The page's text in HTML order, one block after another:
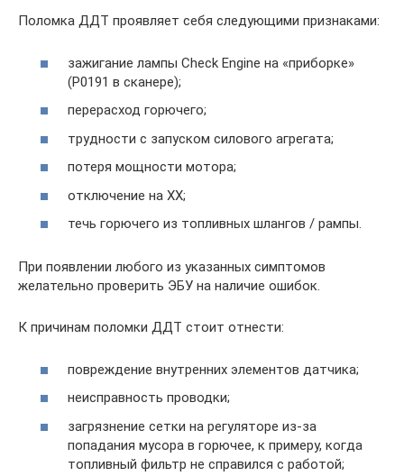
Поломка ДДТ проявляет себя следующими признаками:
зажигание лампы Check Engine на «приборке»
(P0191 в сканере);
перерасход горючего;
трудности с запуском силового агрегата;
потеря мощности мотора;
отключение на ХХ;
течь горючего из топливных шлангов / рампы.
При появлении любого из указанных симптомов
желательно проверить ЭБУ на наличие ошибок.
К причинам поломки ДДТ стоит отнести:
повреждение внутренних элементов датчика;
неисправность проводки;
загрязнение сетки на регуляторе из-за
попадания мусора в горючее, к примеру, когда
топливный фильтр не справился с работой;